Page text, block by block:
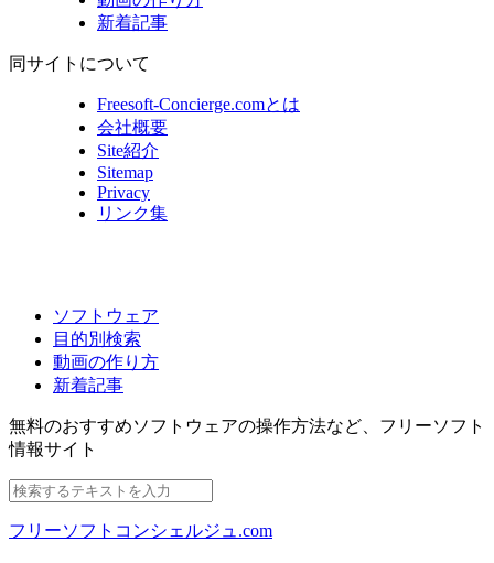
新着記事
同サイトについて
Freesoft-Concierge.comとは
会社概要
Site紹介
Sitemap
Privacy
リンク集
ソフトウェア
目的別検索
動画の作り方
新着記事
無料のおすすめソフトウェアの操作方法など、 フリーソフト
情報サイト
フリーソフトコンシェルジュ.com